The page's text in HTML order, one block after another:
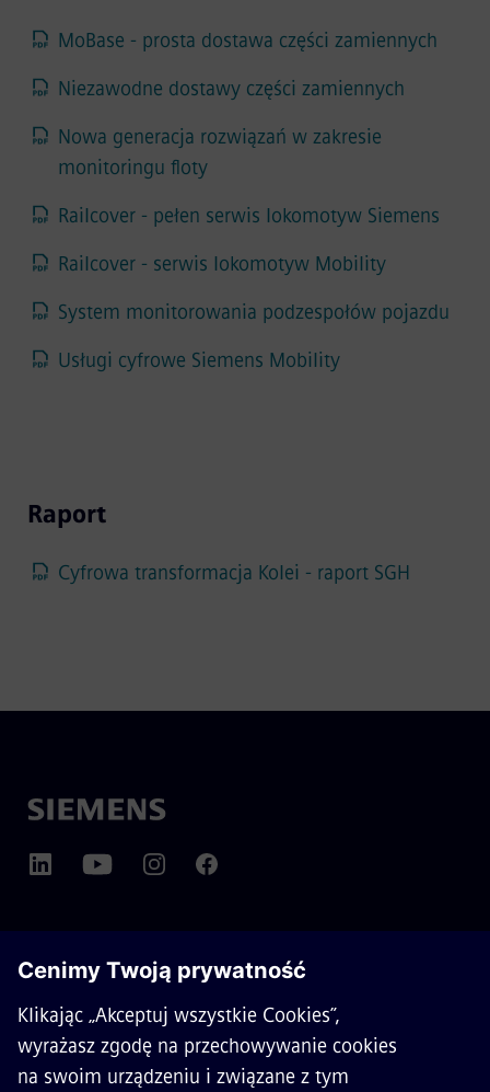
MoBase - prosta dostawa części zamiennych
Niezawodne dostawy części zamiennych
Nowa generacja rozwiązań w zakresie
monitoringu floty
Railcover - pełen serwis lokomotyw Siemens
Railcover - serwis lokomotyw Mobility
System monitorowania podzespołów pojazdu
Usługi cyfrowe Siemens Mobility
Raport
Cyfrowa transformacja Kolei - raport SGH
O SIEMENS MOBILITY
KONTAKT